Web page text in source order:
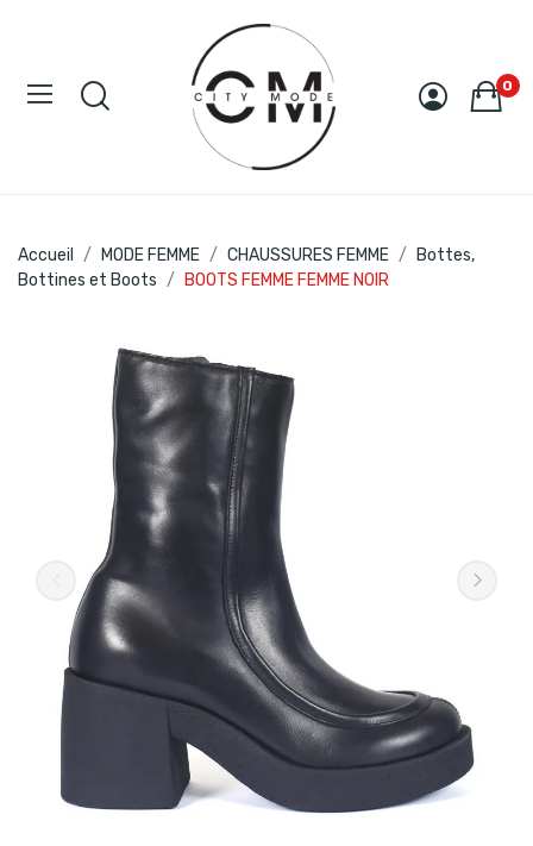
0
Accueil MODE FEMME CHAUSSURES FEMME
Bottes,
Bottines et Boots
BOOTS FEMME FEMME NOIR